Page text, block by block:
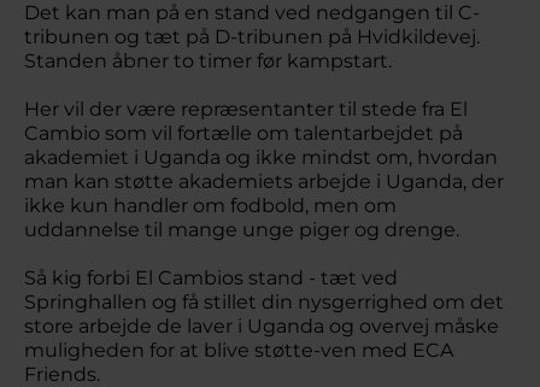
Det kan man på en stand ved nedgangen til C-
tribunen og tæt på D-tribunen på Hvidkildevej.
Standen åbner to timer før kampstart.
Her vil der være repræsentanter til stede fra El
Cambio som vil fortælle om talentarbejdet på
akademiet i Uganda og ikke mindst om, hvordan
man kan støtte akademiets arbejde i Uganda, der
ikke kun handler om fodbold, men om
uddannelse til mange unge piger og drenge.
Så kig forbi El Cambios stand - tæt ved
Springhallen og få stillet din nysgerrighed om det
store arbejde de laver i Uganda og overvej måske
muligheden for at blive støtte-ven med ECA
Friends.